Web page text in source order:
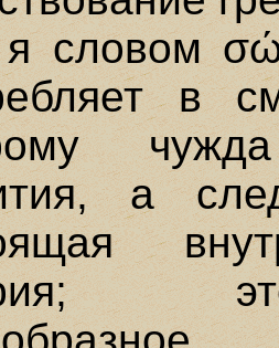
я словом
в
а